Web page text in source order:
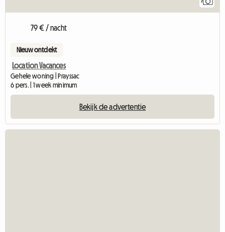
79 € / nacht
Nieuw ontdekt
Location Vacances
Gehele woning | Prayssac
6 pers. | 1 week minimum
Bekijk de advertentie